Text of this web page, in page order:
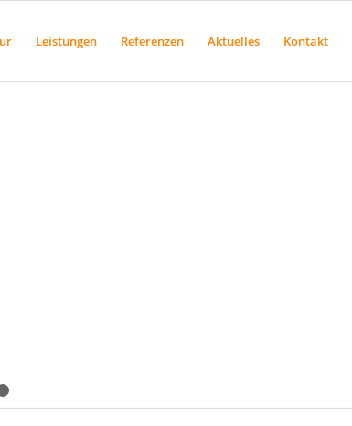
Leistungen Referenzen Aktuelles Kontakt
1 2